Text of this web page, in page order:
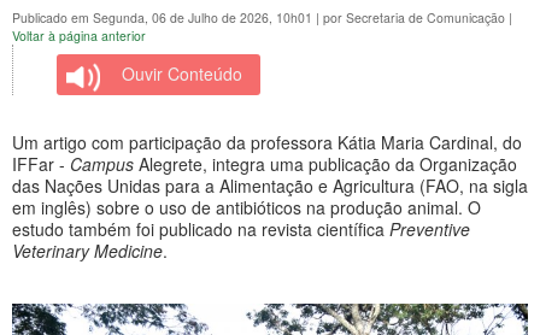
Publicado em Segunda, 06 de Julho de 2026, 10h01 | por Secretaria de Comunicação |
Voltar à página anterior
Ouvir Conteúdo
Um artigo com participação da professora Kátia Maria Cardinal, do
IFFar - Campus Alegrete, integra uma publicação da Organização
das Nações Unidas para a Alimentação e Agricultura (FAO, na sigla
em inglês) sobre o uso de antibióticos na produção animal. O
estudo também foi publicado na revista científica Preventive
Veterinary Medicine.